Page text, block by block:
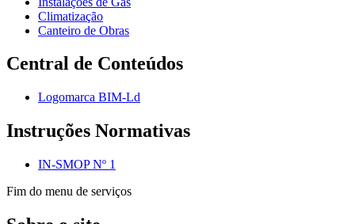
Climatização
Canteiro de Obras
Central de Conteúdos
Logomarca BIM-Ld
Instruções Normativas
IN-SMOP Nº 1
Fim do menu de serviços